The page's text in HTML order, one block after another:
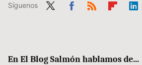
Síguenos
En El Blog Salmón hablamos de...